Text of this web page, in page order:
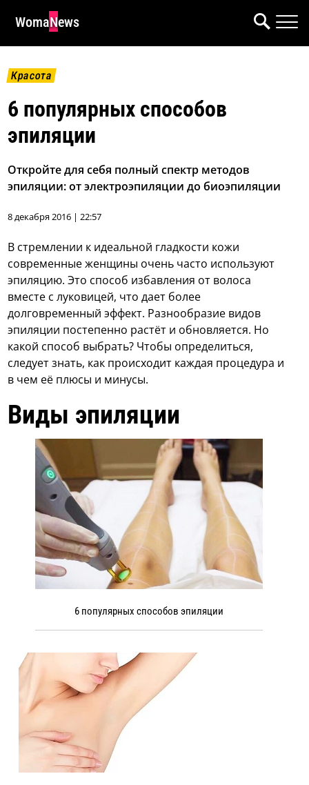
WomaNews
Красота
6 популярных способов
эпиляции
Откройте для себя полный спектр методов
эпиляции: от электроэпиляции до биоэпиляции
8 декабря 2016 | 22:57
В стремлении к идеальной гладкости кожи
современные женщины очень часто используют
эпиляцию. Это способ избавления от волоса
вместе с луковицей, что дает более
долговременный эффект. Разнообразие видов
эпиляции постепенно растёт и обновляется. Но
какой способ выбрать? Чтобы определиться,
следует знать, как происходит каждая процедура и
в чем её плюсы и минусы.
Виды эпиляции
6 популярных способов эпиляции